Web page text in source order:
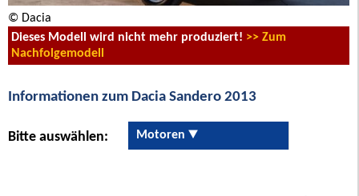
© Dacia
Dieses Modell wird nicht mehr produziert! >> Zum
Nachfolgemodell
Informationen zum Dacia Sandero 2013
Bitte auswählen: Motoren